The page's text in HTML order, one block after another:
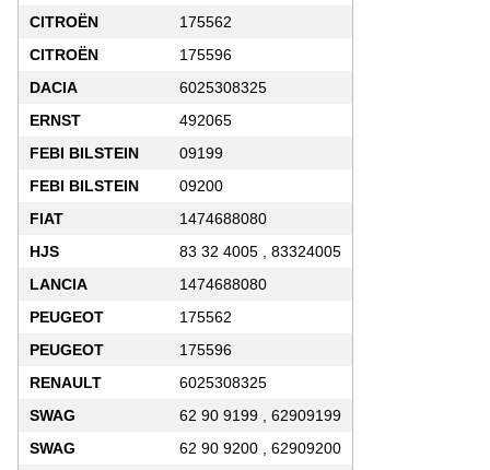
CITROËN
175562
CITROËN
175596
DACIA
6025308325
ERNST
492065
FEBI BILSTEIN
09199
FEBI BILSTEIN
09200
FIAT
1474688080
HJS
83 32 4005 , 83324005
LANCIA
1474688080
PEUGEOT
175562
PEUGEOT
175596
RENAULT
6025308325
SWAG
62 90 9199 , 62909199
SWAG
62 90 9200 , 62909200